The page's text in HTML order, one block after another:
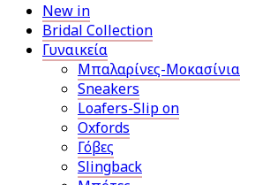
New in
Bridal Collection
Γυναικεία
Μπαλαρίνες-Μοκασίνια
Sneakers
Loafers-Slip on
Oxfords
Γόβες
Slingback